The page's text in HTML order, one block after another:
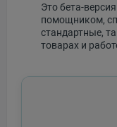
Это бета-
помощником,
стандартные,
товарах и